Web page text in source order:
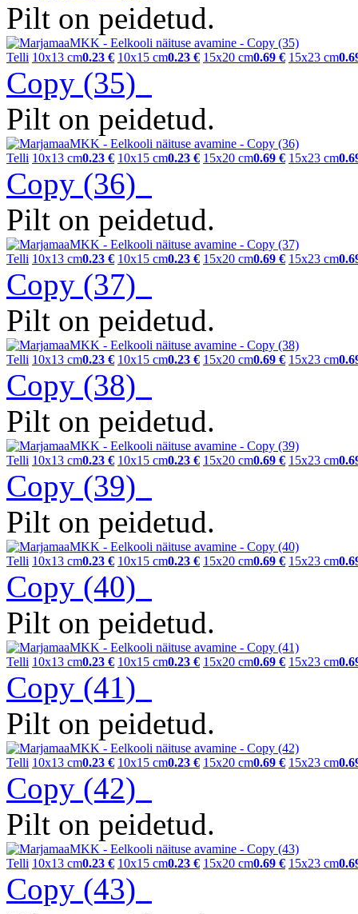
Pilt on peidetud.
Telli 10x13 cm0.23 € 10x15 cm0.23 € 15x20 cm0.69 € 15x23 cm
Copy (35)
Pilt on peidetud.
Telli 10x13 cm0.23 € 10x15 cm0.23 € 15x20 cm0.69 € 15x23 cm
Copy (36)
Pilt on peidetud.
Telli 10x13 cm0.23 € 10x15 cm0.23 € 15x20 cm0.69 € 15x23 cm
Copy (37)
Pilt on peidetud.
Telli 10x13 cm0.23 € 10x15 cm0.23 € 15x20 cm0.69 € 15x23 cm
Copy (38)
Pilt on peidetud.
Telli 10x13 cm0.23 € 10x15 cm0.23 € 15x20 cm0.69 € 15x23 cm
Copy (39)
Pilt on peidetud.
Telli 10x13 cm0.23 € 10x15 cm0.23 € 15x20 cm0.69 € 15x23 cm
Copy (40)
Pilt on peidetud.
Telli 10x13 cm0.23 € 10x15 cm0.23 € 15x20 cm0.69 € 15x23 cm
Copy (41)
Pilt on peidetud.
Telli 10x13 cm0.23 € 10x15 cm0.23 € 15x20 cm0.69 € 15x23 cm
Copy (42)
Pilt on peidetud.
Telli 10x13 cm0.23 € 10x15 cm0.23 € 15x20 cm0.69 € 15x23 cm
Copy (43)